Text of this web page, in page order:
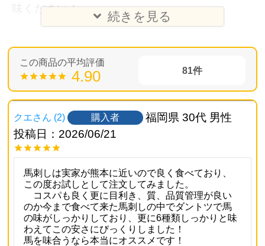
続きを見る
味ください！
4.90 81
クエ 2 購入者 福岡県 30代 男性
投稿日
2026/06/21
馬刺しは実家が熊本に近いので良く食べており、
この度お試しとして注文してみました。
コスパも良く更に目利き、質、品質管理が良い
のか今まで食べて来た馬刺しの中でダントツで馬
の味がしっかりしており、更に6種類しっかりと味
わえてこの安さにびっくりしました！
馬を味合うなら本当にオススメです！